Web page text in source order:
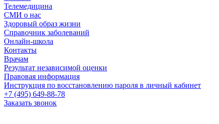
Телемедицина
СМИ о нас
Здоровый образ жизни
Справочник заболеваний
Онлайн-школа
Контакты
Врачам
Результат независимой оценки
Правовая информация
Инструкция по восстановлению пароля в личный кабинет
+7 (495) 649-88-78
Заказать звонок